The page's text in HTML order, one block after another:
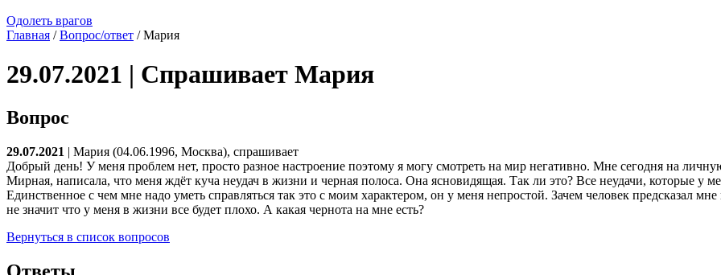
Одолеть врагов
Главная /Вопрос/ответ / Мария
29.07.2021 | Спрашивает Мария
Вопрос
29.07.2021 | Мария (04.06.1996, Москва), спрашивает
Добрый день! У меня проблем нет, просто разное настроение поэтому я могу смотреть на мир негативно. Мне сегодня на
Мирная, написала, что меня ждёт куча неудач в жизни и черная полоса. Она ясновидящая. Так ли это? Все неудачи, которые
Единственное с чем мне надо уметь справляться так это с моим характером, он у меня непростой. Зачем человек предсказал
не значит что у меня в жизни все будет плохо. А какая чернота на мне есть?
Вернуться в список вопросов
Ответы